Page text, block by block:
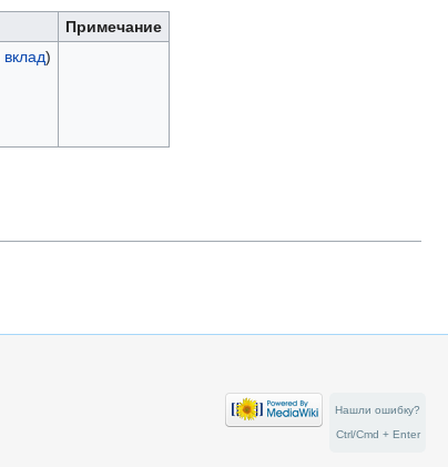
Примечание
вклад)
Нашли ошибку?
Ctrl/Cmd + Enter